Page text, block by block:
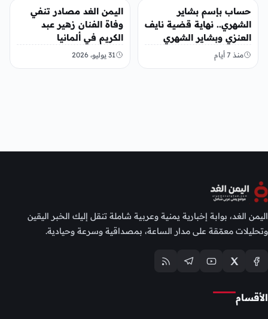
تريندات
حساب بإسم بشاير
الشهري.. نهاية قضية نايف
العنزي وبشاير الشهري
منذ 7 أيام
تريندات
اليمن الغد مصادر تنفي
وفاة الفنان زهير عبد
الكريم في ألمانيا
31 يوليو، 2026
اليمن الغد، بوابة إخبارية يمنية وعربية شاملة تنقل إليك الخبر اليقين
وتحليلات معمّقة على مدار الساعة، بمصداقية وسرعة وحيادية.
الأقسام